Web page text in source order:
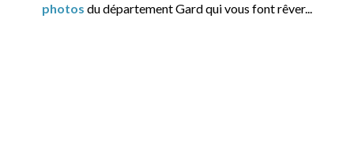
photos du département Gard qui vous font rêver...